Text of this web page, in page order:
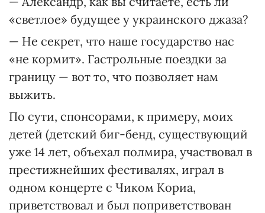
«светлое» будущее у украинского джаза?
— Не секрет, что наше государство нас
«не кормит». Гастрольные поездки за
границу — вот то, что позволяет нам
выжить.
По сути, спонсорами, к примеру, моих
детей (детский биг-бенд, существующий
уже 14 лет, объехал полмира, участвовал в
престижнейших фестивалях, играл в
одном концерте с Чиком Кориа,
приветствовал и был поприветствован